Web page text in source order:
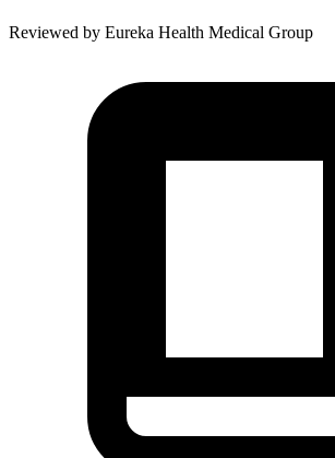
Reviewed by Eureka Health Medical Group